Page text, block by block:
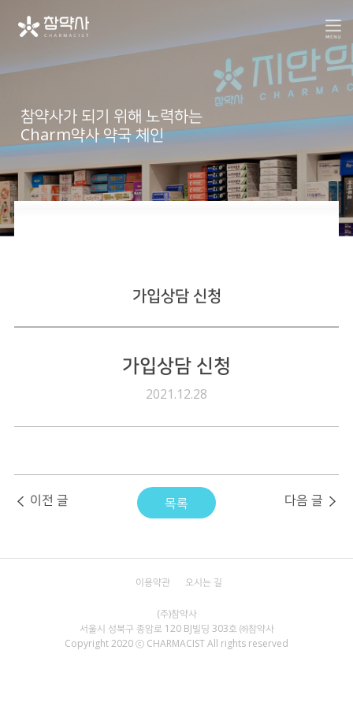
참약사가 되기 위해 노력하는
Charm약사 약국 체인
컨텐츠
전자공고
가입상담 신청
가입상담 신청
2021.12.28
이전 글 목록 다음 글
서울시 성북구 종암로 120 BJ빌딩 303호 ㈜참약사
Copyright 2020 ⓒ CHARMACIST All rights reserved
이용약관 오시는 길